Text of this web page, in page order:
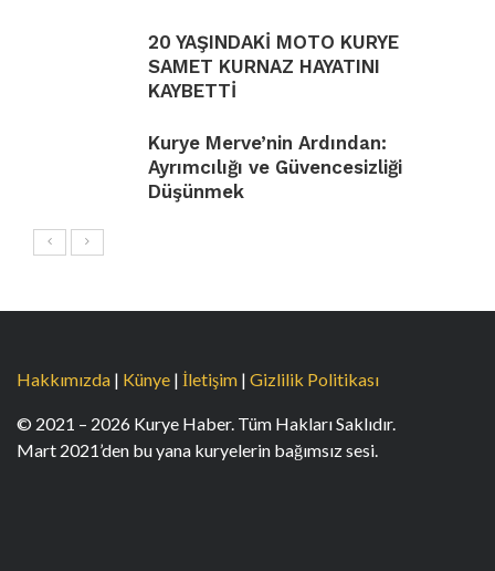
20 YAŞINDAKİ MOTO KURYE
SAMET KURNAZ HAYATINI
KAYBETTİ
Kurye Merve’nin Ardından:
Ayrımcılığı ve Güvencesizliği
Düşünmek
Hakkımızda | Künye | İletişim | Gizlilik Politikası
© 2021 – 2026 Kurye Haber. Tüm Hakları Saklıdır.
Mart 2021’den bu yana kuryelerin bağımsız sesi.